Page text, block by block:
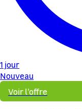
1 jour
Nouveau
Voir l'offre